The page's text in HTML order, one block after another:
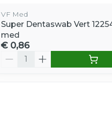
VF Med
Super Dentaswab Vert
med
€ 0,86
Aantal